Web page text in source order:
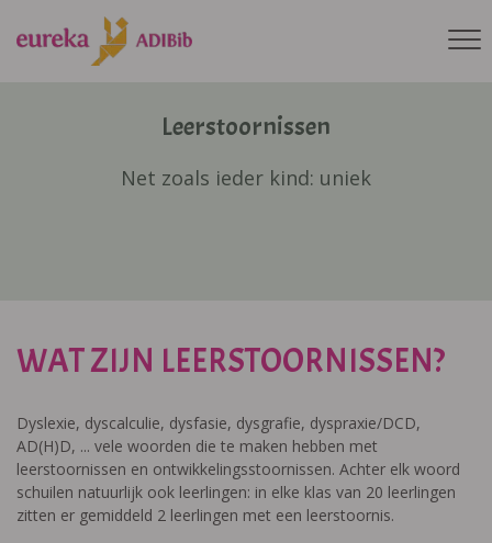
Leerstoornissen
Net zoals ieder kind: uniek
WAT ZIJN LEERSTOORNISSEN?
Dyslexie, dyscalculie, dysfasie, dysgrafie, dyspraxie/DCD,
AD(H)D, ... vele woorden die te maken hebben met
leerstoornissen en ontwikkelingsstoornissen. Achter elk woord
schuilen natuurlijk ook leerlingen: in elke klas van 20 leerlingen
zitten er gemiddeld 2 leerlingen met een leerstoornis.